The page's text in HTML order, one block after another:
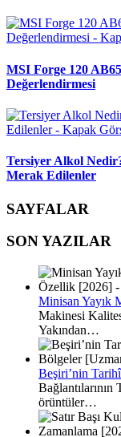
MSI Forge 120
Değerlendirmesi
Tersiyer Alkol
Merak Edilenler
SAYFALAR
SON YAZILAR
Minisan Yayık
Makinesi
Yakından…
Beşiri’nin
örüntüler…